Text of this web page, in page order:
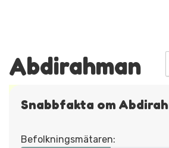
Abdirahman
Snabbfakta om
Befolkningsmätaren: